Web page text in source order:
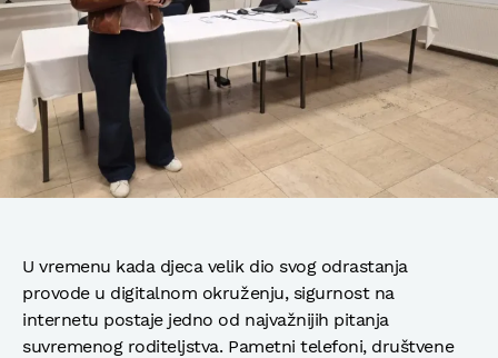
U vremenu kada djeca velik dio svog odrastanja
provode u digitalnom okruženju, sigurnost na
internetu postaje jedno od najvažnijih pitanja
suvremenog roditeljstva. Pametni telefoni, društvene